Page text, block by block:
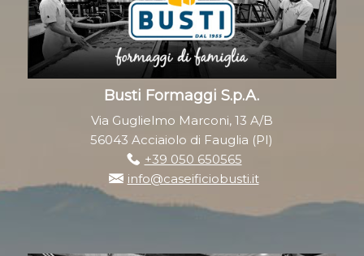
Busti Formaggi S.p.A.
Via Guglielmo Marconi, 13 A/B
56043 Acciaiolo di Fauglia (PI)
+39 050 650565
info@caseificiobusti.it